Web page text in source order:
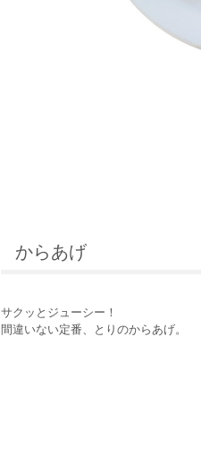
からあげ
サクッとジューシー！
間違いない定番、とりのからあげ。